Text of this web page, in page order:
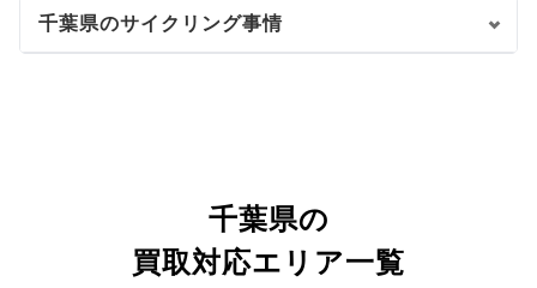
千葉県のサイクリング事情
千葉県の
買取対応エリア一覧